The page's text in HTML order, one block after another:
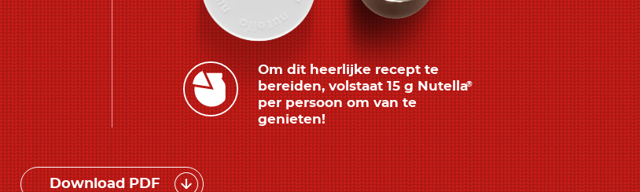
Om dit heerlijke recept te
bereiden, volstaat 15 g Nutella®
per persoon om van te
genieten!
Download PDF